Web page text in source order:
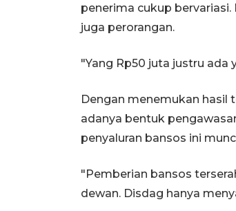
penerima cukup
juga perorangan.
"Yang Rp50 juta justru ada
Dengan menemukan hasil
adanya bentuk
penyaluran bansos ini
"Pemberian bansos
dewan. Disdag hanya